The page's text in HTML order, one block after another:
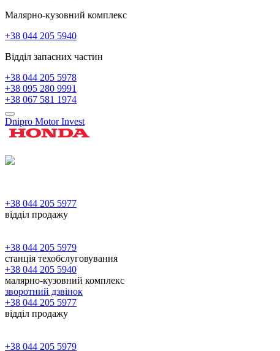
Малярно-кузовний комплекс
+38 044 205 5940
Відділ запасних частин
+38 044 205 5978
+38 095 280 9991
+38 067 581 1974
Dnipro Motor Invest
+38 044 205 5977
відділ продажу
+38 044 205 5979
станція техобслуговування
+38 044 205 5940
малярно-кузовний комплекс
зворотний дзвінок
+38 044 205 5977
відділ продажу
+38 044 205 5979